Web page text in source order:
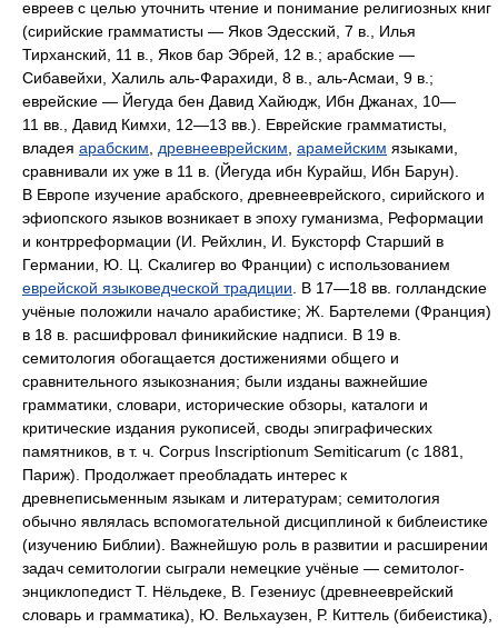
евреев с целью уточнить чтение и понимание религиозных книг
(сирийские грамматисты — Яков Эдесский, 7 в., Илья
Тирханский, 11 в., Яков бар Эбрей, 12 в.; арабские —
Сибавейхи, Халиль аль-Фарахиди, 8 в., аль-Асмаи, 9 в.;
еврейские — Йегуда бен Давид Хайюдж, Ибн Джанах, 10—
11 вв., Давид Кимхи, 12—13 вв.). Еврейские грамматисты,
владея арабским древнееврейским арамейским языками,
сравнивали их уже в 11 в. (Йегуда ибн Курайш, Ибн Барун).
В Европе изучение арабского, древнееврейского, сирийского и
эфиопского языков возникает в эпоху гуманизма, Реформации
и контрреформации (И. Рейхлин, И. Буксторф Старший в
Германии, Ю. Ц. Скалигер во Франции) с использованием
еврейской языковедческой традиции . В 17—18 вв. голландские
учёные положили начало арабистике; Ж. Бартелеми (Франция)
в 18 в. расшифровал финикийские надписи. В 19 в.
семитология обогащается достижениями общего и
сравнительного языкознания; были изданы важнейшие
грамматики, словари, исторические обзоры, каталоги и
критические издания рукописей, своды эпиграфических
памятников, в т. ч. Corpus Inscriptionum Semiticarum (с 1881,
Париж). Продолжает преобладать интерес к
древнеписьменным языкам и литературам; семитология
обычно являлась вспомогательной дисциплиной к библеистике
(изучению Библии). Важнейшую роль в развитии и расширении
задач семитологии сыграли немецкие учёные — семитолог-
энциклопедист Т. Нёльдеке, В. Гезениус (древнееврейский
словарь и грамматика), Ю. Вельхаузен, Р. Киттель (бибеистика),